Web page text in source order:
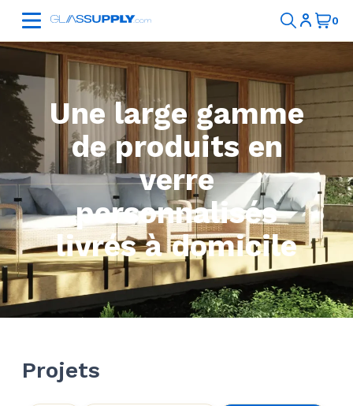
Une large gamme
de produits en
verre
personnalisés
livrés à domicile
Projets